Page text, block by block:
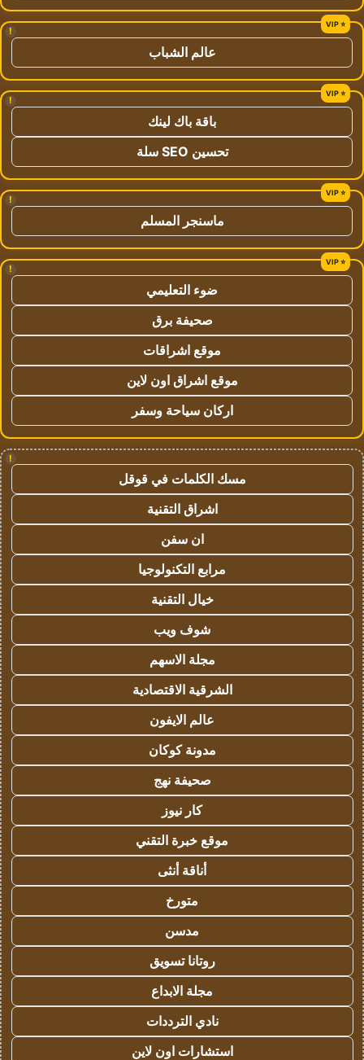
!
عالم الشباب
!
باقة باك لينك
تحسين SEO سلة
!
ماسنجر المسلم
!
ضوء التعليمي
صحيفة برق
موقع اشراقات
موقع اشراق اون لاين
اركان سياحة وسفر
!
مسك الكلمات في قوقل
اشراق التقنية
ان سفن
مرابع التكنولوجيا
خيال التقنية
شوف ويب
مجلة الاسهم
الشرقية الاقتصادية
عالم الايفون
مدونة كوكان
صحيفة نهج
كار نيوز
موقع خبرة التقني
أناقة أنثى
متورخ
مدسن
روتانا تسويق
مجلة الابداع
نادي الترددات
استشارات اون لاين